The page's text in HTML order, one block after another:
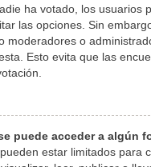
ha votado, los usuarios
las opciones. Sin
moderadores o
Esto evita que las
puede acceder a algún
estar limitados para